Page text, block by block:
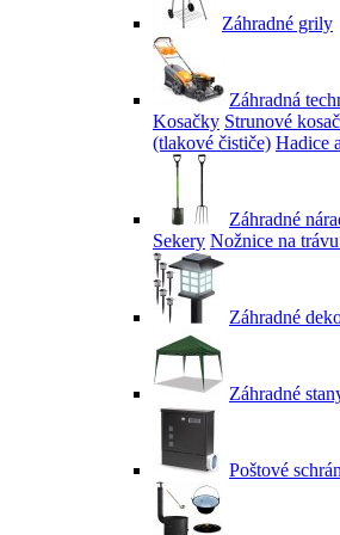
Záhradné grily
Záhradná
Kosačky Strunové
(tlakové čističe) Hadice
Záhradné
Sekery Nožnice na
Záhradné
Záhradné
Poštové